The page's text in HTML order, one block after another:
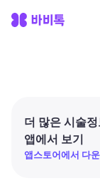
더 많은 시술
앱에서 보기
앱스토어에서 다